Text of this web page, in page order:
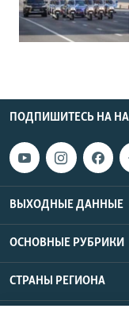
ПОДПИШИТЕСЬ НА
ВЫХОДНЫЕ ДАННЫЕ
ОСНОВНЫЕ РУБРИКИ
СТРАНЫ РЕГИОНА